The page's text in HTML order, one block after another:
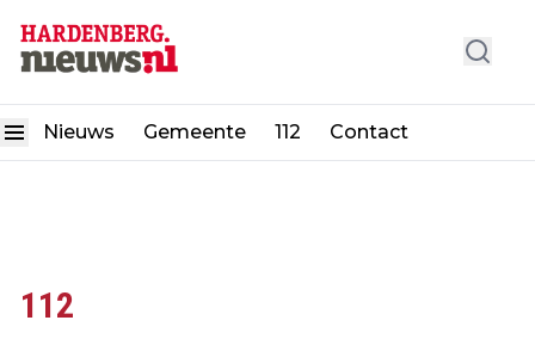
Nieuws Gemeente 112 Contact
112